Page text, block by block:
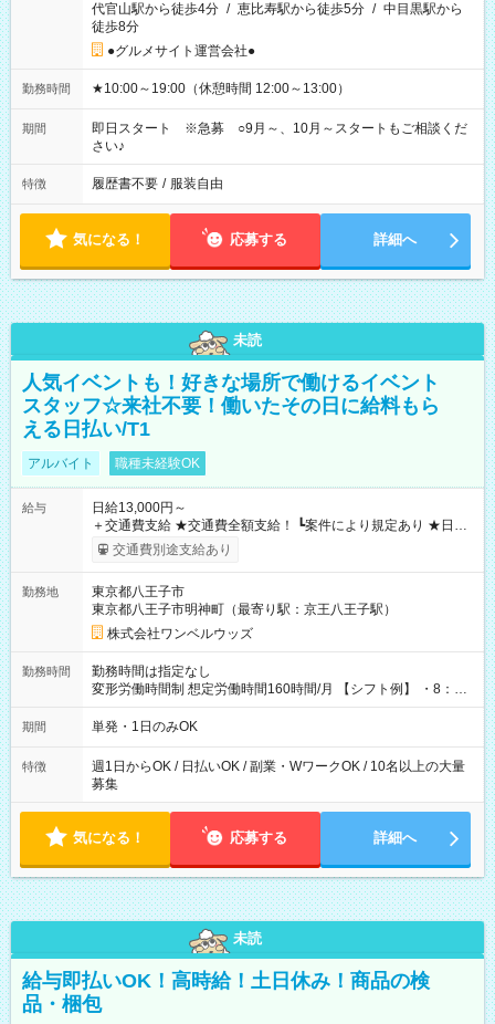
代官山駅から徒歩4分 / 恵比寿駅から徒歩5分 / 中目黒駅から
徒歩8分
●グルメサイト運営会社●
勤務時間 ★10:00～19:00（休憩時間 12:00～13:00）
期間
即日スタート ※急募 ○9月～、10月～スタートもご相談くだ
さい♪
特徴 履歴書不要 / 服装自由
気になる！ 応募する 詳細へ
未読
人気イベントも！好きな場所で働けるイベント
スタッフ☆来社不要！働いたその日に給料もら
える日払い/T1
アルバイト 職種未経験OK
給与
日給13,000円～
＋交通費支給 ★交通費全額支給！ ┗案件により規定あり ★日払
いOK！（規定あり） ┗働いたその日に現金GET♪ お仕事後はコ
ンビニATMから 日払い分を引き落とせます！ 【試用期間】試
交通費別途支給あり
勤務地
東京都八王子市
東京都八王子市明神町（最寄り駅：京王八王子駅）
株式会社ワンベルウッズ
勤務時間
勤務時間は指定なし
変形労働時間制 想定労働時間160時間/月 【シフト例】 ・8：00
～21：00
期間 単発・1日のみOK
特徴
週1日からOK / 日払いOK / 副業・WワークOK / 10名以上の大量
募集
気になる！ 応募する 詳細へ
未読
給与即払いOK！高時給！土日休み！商品の検
品・梱包